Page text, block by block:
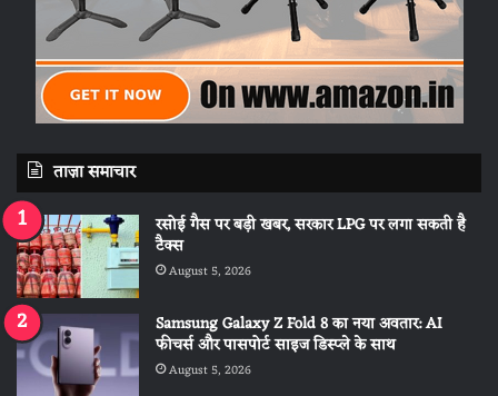
ताज़ा समाचार
रसोई गैस पर बड़ी खबर, सरकार LPG पर लगा सकती है
टैक्स
August 5, 2026
Samsung Galaxy Z Fold 8 का नया अवतार: AI
फीचर्स और पासपोर्ट साइज डिस्प्ले के साथ
August 5, 2026